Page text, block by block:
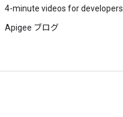
4-minute videos for developers
Apigee ブログ